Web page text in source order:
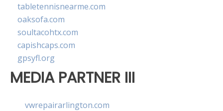
tabletennisnearme.com
oaksofa.com
soultacohtx.com
capishcaps.com
gpsyfl.org
MEDIA PARTNER III
vwrepairarlington.com